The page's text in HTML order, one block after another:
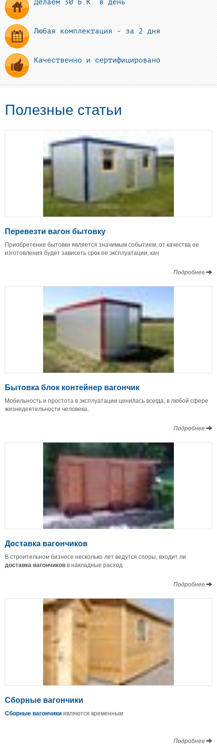
Делаем 30 Б.К. в день
Любая комплектация - за 2 дня
Качественно и сертифицировано
Полезные статьи
Перевезти вагон бытовку
Приобретение бытовки является значимым событием, от качества ее
изготовления будет зависеть срок ее эксплуатации, кач
Подробнее
Бытовка блок контейнер вагончик
Мобильность и простота в эксплуатации ценилась всегда, в любой сфере
жизнедеятельности человека.
Подробнее
Доставка вагончиков
В строительном бизнесе несколько лет ведутся споры, входит ли
доставка вагончиковв накладные расход
Подробнее
Сборные вагончики
Сборные вагончикиявляются временным
Подробнее